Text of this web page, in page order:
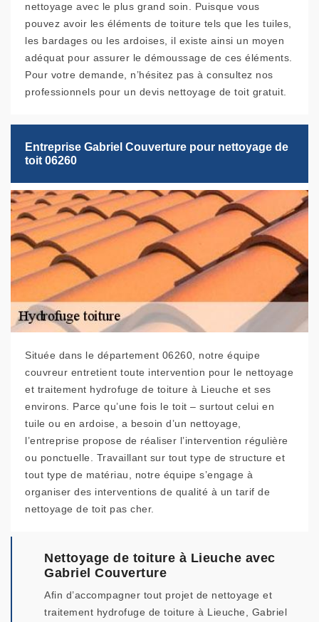
nettoyage avec le plus grand soin. Puisque vous
pouvez avoir les éléments de toiture tels que les tuiles,
les bardages ou les ardoises, il existe ainsi un moyen
adéquat pour assurer le démoussage de ces éléments.
Pour votre demande, n’hésitez pas à consultez nos
professionnels pour un devis nettoyage de toit gratuit.
Entreprise Gabriel Couverture pour nettoyage de
toit 06260
Située dans le département 06260, notre équipe
couvreur entretient toute intervention pour le nettoyage
et traitement hydrofuge de toiture à Lieuche et ses
environs. Parce qu’une fois le toit – surtout celui en
tuile ou en ardoise, a besoin d’un nettoyage,
l’entreprise propose de réaliser l’intervention régulière
ou ponctuelle. Travaillant sur tout type de structure et
tout type de matériau, notre équipe s’engage à
organiser des interventions de qualité à un tarif de
nettoyage de toit pas cher.
Nettoyage de toiture à Lieuche avec
Gabriel Couverture
Afin d’accompagner tout projet de nettoyage et
traitement hydrofuge de toiture à Lieuche, Gabriel